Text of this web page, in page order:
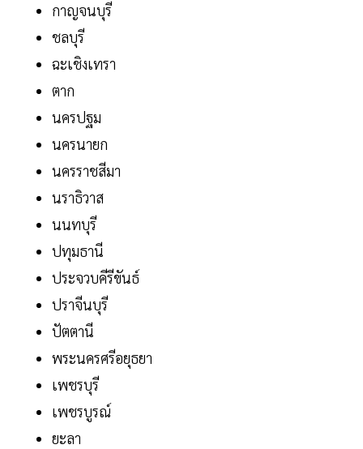
กาญจนบุรี
ชลบุรี
ฉะเชิงเทรา
ตาก
นครปฐม
นครนายก
นครราชสีมา
นราธิวาส
นนทบุรี
ปทุมธานี
ประจวบคีรีขันธ์
ปราจีนบุรี
ปัตตานี
พระนครศรีอยุธยา
เพชรบุรี
เพชรบูรณ์
ยะลา